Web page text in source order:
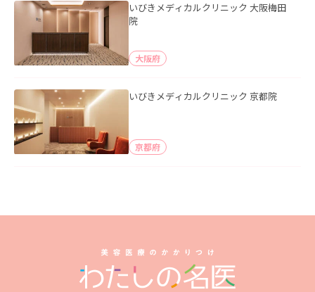
いびきメディカルクリニック 大阪梅田
院
大阪府
いびきメディカルクリニック 京都院
京都府